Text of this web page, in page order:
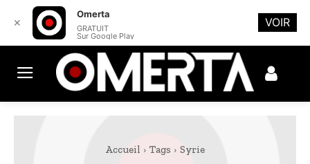
Accueil Tags Syrie
✕
Omerta
GRATUIT
Sur Google Play
VOIR